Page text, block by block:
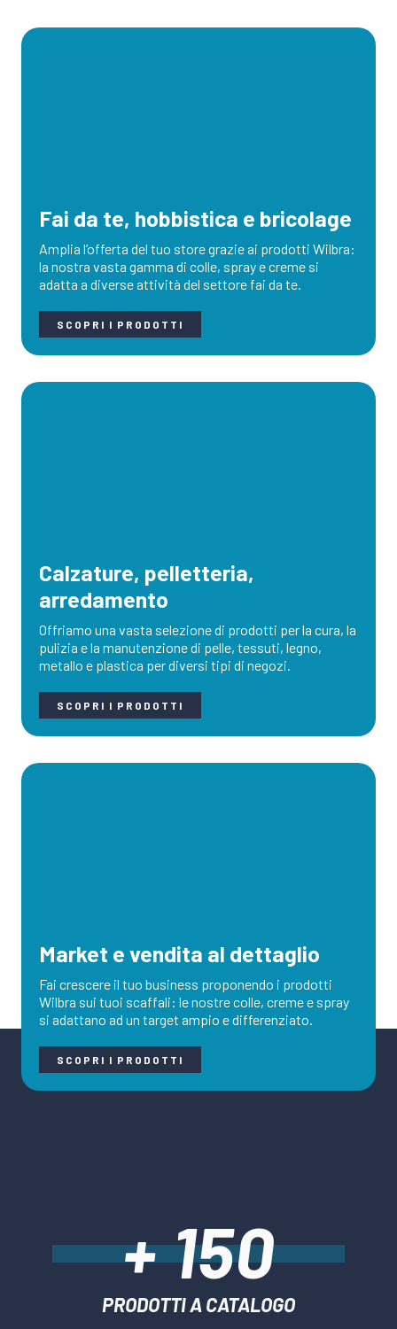
Fai da te, hobbistica e bricolage
Amplia l’offerta del tuo store grazie ai prodotti Wilbra:
la nostra vasta gamma di colle, spray e creme si
adatta a diverse attività del settore fai da te.
SCOPRI I PRODOTTI
Calzature, pelletteria,
arredamento
Offriamo una vasta selezione di prodotti per la cura, la
pulizia e la manutenzione di pelle, tessuti, legno,
metallo e plastica per diversi tipi di negozi.
SCOPRI I PRODOTTI
Market e vendita al dettaglio
Fai crescere il tuo business proponendo i prodotti
Wilbra sui tuoi scaffali: le nostre colle, creme e spray
si adattano ad un target ampio e differenziato.
SCOPRI I PRODOTTI
+ 150
PRODOTTI A CATALOGO